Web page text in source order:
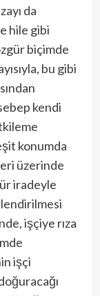
da
hile gibi
biçimde
bu gibi
kendi
konumda
üzerinde
iradeyle
işçiye rıza
işçi